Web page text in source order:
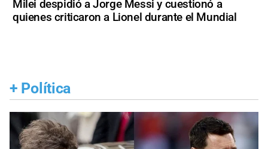
Milei despidió a Jorge Messi y cuestionó a
quienes criticaron a Lionel durante el Mundial
+ Política